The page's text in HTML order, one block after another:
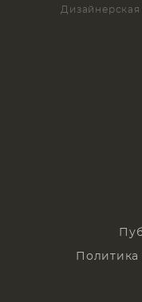
Политика